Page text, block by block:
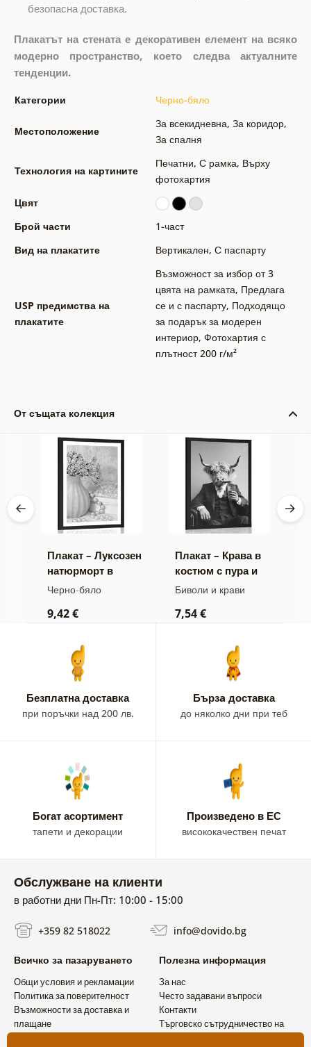
безопасна доставка.
Плакатът на стената е декоративен елемент на всяко
модерно пространство, което следва актуалните
тенденции.
Категории Черно-бяло
Местоположение
За всекидневна, За коридор,
За спалня
Технология на картините
Печатни, С рамка, Върху
фотохартия
Цвят
Брой части
1-част
Вид на плакатите
Вертикален, С паспарту
USP предимства на
плакатите
Възможност за избор от 3
цвята на рамката, Предлага
се и с паспарту, Подходящо
за подарък за модерен
интериор, Фотохартия с
плътност 200 г/м²
От същата колекция
Плакат – Луксозен
натюрморт в
черно и бяло
Черно-бяло
9,42 €
Плакат – Крава в
костюм с пура и
уиски
Биволи и крави
7,54 €
Безплатна доставка
при поръчки над 200 лв.
Бързa доставка
до няколко дни при теб
Богат асортимент
тапети и декорации
Произведено в ЕС
висококачествен печат
Обслужване на клиенти
в работни дни Пн-Пт: 10:00 - 15:00
+359 82 518022 info@dovido.bg
Всичко за пазаруването
Общи условия и рекламации
Политика за поверителност
Възможности за доставка и
плащане
Полезна информация
За нас
Често задавани въпроси
Контакти
Търговско сътрудничество на